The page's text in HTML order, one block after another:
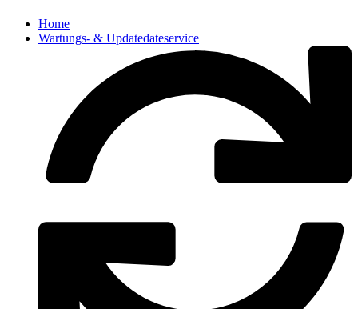
Home
Wartungs- & Updatedateservice